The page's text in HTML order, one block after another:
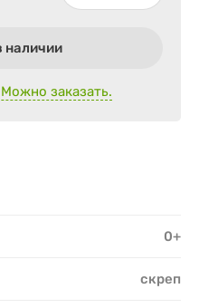
наличии
заказать.
0+
скреп